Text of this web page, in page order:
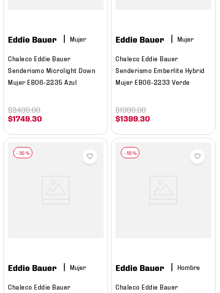
Eddie Bauer Mujer
Chaleco Eddie Bauer
Senderismo Microlight Down
Mujer EB06-2235 Azul
$1749 .30
$2499.00
Eddie Bauer Mujer
Chaleco Eddie Bauer
Senderismo Emberlite Hybrid
Mujer EB06-2233 Verde
$1399 .30
$1999.00
- 30 %
Eddie Bauer Mujer
Chaleco Eddie Bauer
- 55 %
Eddie Bauer Hombre
Chaleco Eddie Bauer